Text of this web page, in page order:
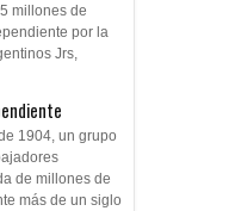
millones de
por la
Jrs,
1904, un grupo
de millones de
más de un siglo